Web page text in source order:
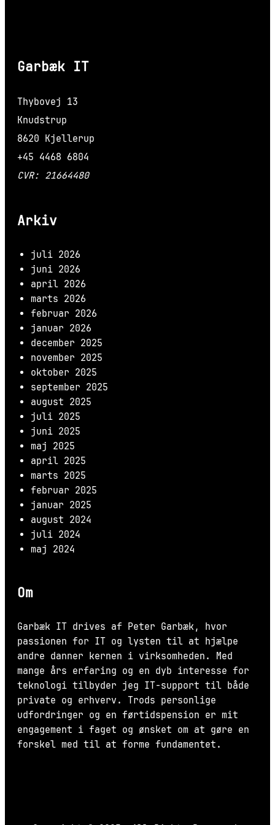
Garbæk IT
Thybovej 13
Knudstrup
8620 Kjellerup
+45 4468 6804
CVR: 21664480
Arkiv
juli 2026
juni 2026
april 2026
marts 2026
februar 2026
januar 2026
december 2025
november 2025
oktober 2025
september 2025
august 2025
juli 2025
juni 2025
maj 2025
april 2025
marts 2025
februar 2025
januar 2025
august 2024
juli 2024
maj 2024
Om
Garbæk IT drives af Peter Garbæk, hvor
passionen for IT og lysten til at hjælpe
andre danner kernen i virksomheden. Med
mange års erfaring og en dyb interesse for
teknologi tilbyder jeg IT-support til både
private og erhverv. Trods personlige
udfordringer og en førtidspension er mit
engagement i faget og ønsket om at gøre en
forskel med til at forme fundamentet.